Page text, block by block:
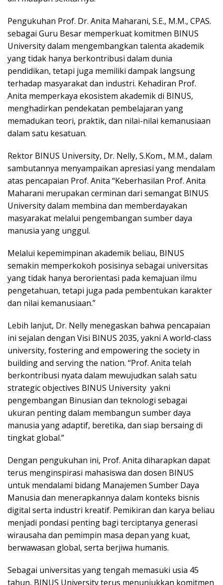
Pengukuhan Prof. Dr. Anita Maharani, S.E., M.M., CPAS.
sebagai Guru Besar memperkuat komitmen BINUS
University dalam mengembangkan talenta akademik
yang tidak hanya berkontribusi dalam dunia
pendidikan, tetapi juga memiliki dampak langsung
terhadap masyarakat dan industri. Kehadiran Prof.
Anita memperkaya ekosistem akademik di BINUS,
menghadirkan pendekatan pembelajaran yang
memadukan teori, praktik, dan nilai-nilai kemanusiaan
dalam satu kesatuan.
Rektor BINUS University, Dr. Nelly, S.Kom., M.M., dalam
sambutannya menyampaikan apresiasi yang mendalam
atas pencapaian Prof. Anita “Keberhasilan Prof. Anita
Maharani merupakan cerminan dari semangat BINUS
University dalam membina dan memberdayakan
masyarakat melalui pengembangan sumber daya
manusia yang unggul.
Melalui kepemimpinan akademik beliau, BINUS
semakin memperkokoh posisinya sebagai universitas
yang tidak hanya berorientasi pada kemajuan ilmu
pengetahuan, tetapi juga pada pembentukan karakter
dan nilai kemanusiaan.”
Lebih lanjut, Dr. Nelly menegaskan bahwa pencapaian
ini sejalan dengan Visi BINUS 2035, yakni A world-class
university, fostering and empowering the society in
building and serving the nation. “Prof. Anita telah
berkontribusi nyata dalam mewujudkan salah satu
strategic objectives BINUS University yakni
pengembangan Binusian dan teknologi sebagai
ukuran penting dalam membangun sumber daya
manusia yang adaptif, beretika, dan siap bersaing di
tingkat global.”
Dengan pengukuhan ini, Prof. Anita diharapkan dapat
terus menginspirasi mahasiswa dan dosen BINUS
untuk mendalami bidang Manajemen Sumber Daya
Manusia dan menerapkannya dalam konteks bisnis
digital serta industri kreatif. Pemikiran dan karya beliau
menjadi pondasi penting bagi terciptanya generasi
wirausaha dan pemimpin masa depan yang kuat,
berwawasan global, serta berjiwa humanis.
Sebagai universitas yang tengah memasuki usia 45
tahun, BINUS University terus menunjukkan komitmen